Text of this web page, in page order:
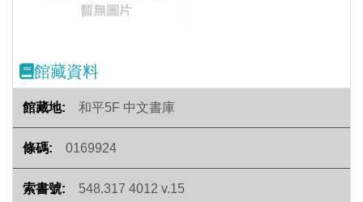
館藏資料
和平5F 中文書庫
0169924
548.317 4012 v.15